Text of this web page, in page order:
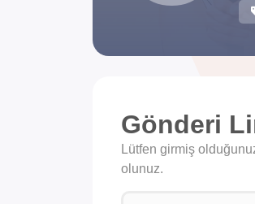
Gönderi
Lütfen girmiş
olunuz.